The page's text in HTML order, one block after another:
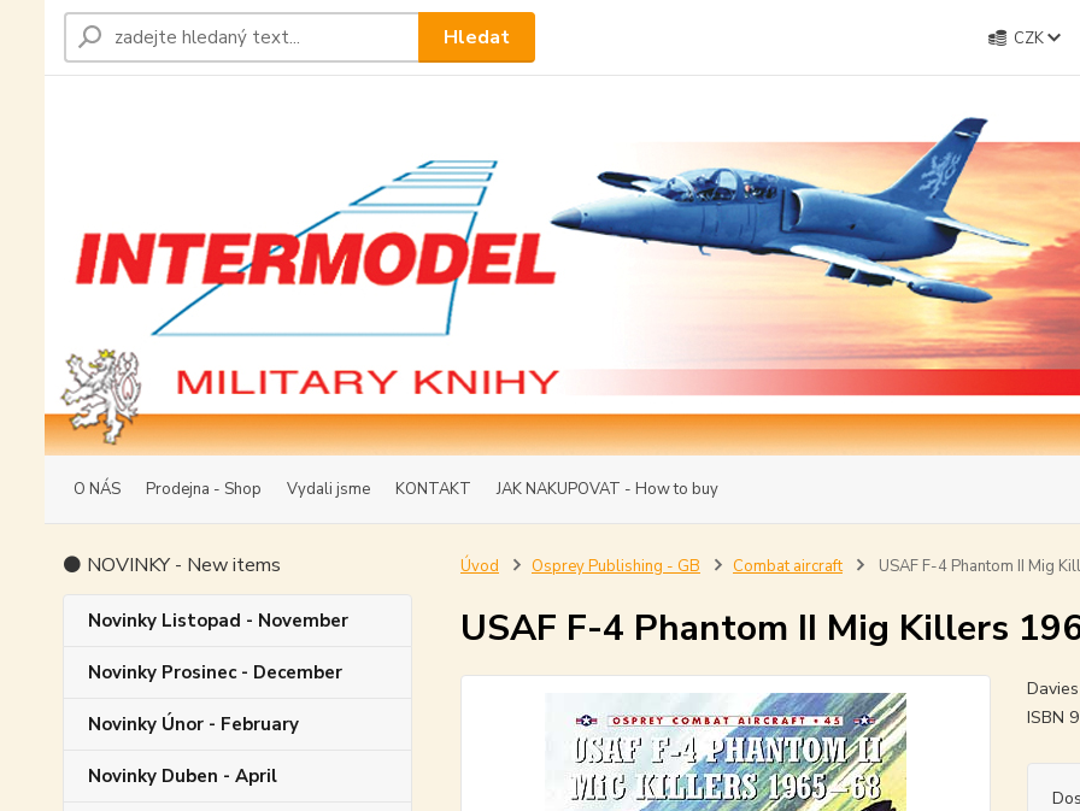
O NÁS Prodejna - Shop Vydali jsme KONTAKT JAK NAKUPOVAT - How to buy
CZK
Hledat
⚫ NOVINKY - New items
Novinky Listopad - November
Novinky Prosinec - December
Novinky Únor - February
Novinky Duben - April
Úvod Osprey Publishing - GB Combat aircraft USAF F-4 Phantom II Mig
USAF F-4 Phantom II Mig Killers
ISBN